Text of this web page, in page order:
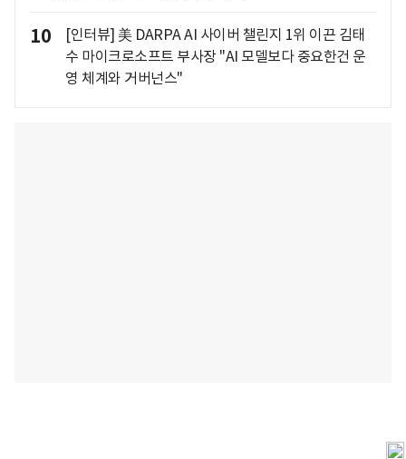
10
[인터뷰] 美 DARPA AI 사이버 챌린지 1위 이끈 김태
수 마이크로소프트 부사장 "AI 모델보다 중요한건 운
영 체계와 거버넌스"